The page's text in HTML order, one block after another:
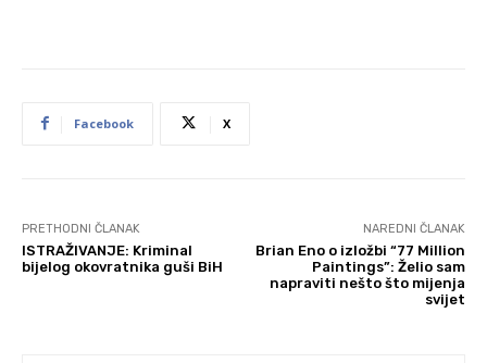
Facebook X
PRETHODNI ČLANAK
ISTRAŽIVANJE: Kriminal
bijelog okovratnika guši BiH
NAREDNI ČLANAK
Brian Eno o izložbi “77 Million
Paintings”: Želio sam
napraviti nešto što mijenja
svijet